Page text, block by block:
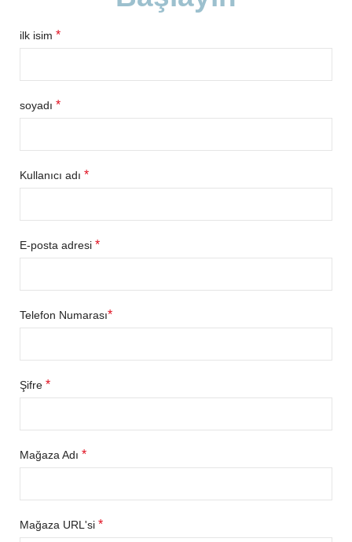
ilk isim *
soyadı *
Kullanıcı adı *
E-posta adresi *
Telefon Numarası*
Şifre *
Mağaza Adı *
Mağaza URL'si *